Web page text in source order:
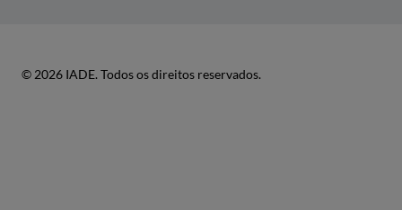
© 2026 IADE. Todos os direitos reservados.